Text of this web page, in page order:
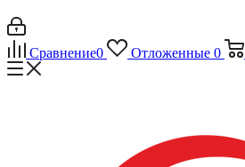
Сравнение0 Отложенные 0